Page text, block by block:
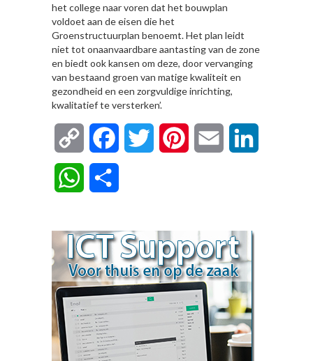
het college naar voren dat het bouwplan
voldoet aan de eisen die het
Groenstructuurplan benoemt. Het plan leidt
niet tot onaanvaardbare aantasting van de zone
en biedt ook kansen om deze, door vervanging
van bestaand groen van matige kwaliteit en
gezondheid en een zorgvuldige inrichting,
kwalitatief te versterken’.
Copy
Link
FacebookTwitter Pinterest Email
WhatsApp